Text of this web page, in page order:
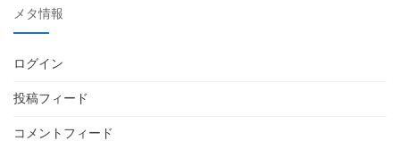
メタ情報
ログイン
投稿フィード
コメントフィード